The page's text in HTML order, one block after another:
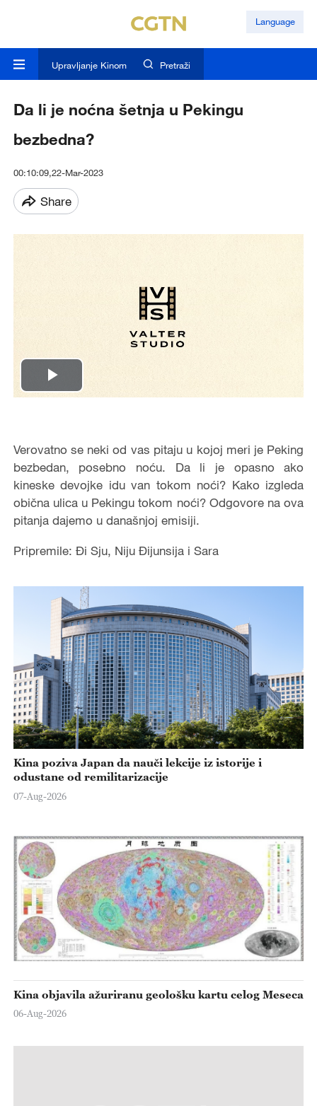
Language
Upravljanje Kinom Pretraži
Da li je noćna šetnja u Pekingu
bezbedna?
00:10:09,22-Mar-2023
Share
Play
Verovatno se neki od vas pitaju u kojoj meri je Peking
bezbedan, posebno noću. Da li je opasno ako
kineske devojke idu van tokom noći? Kako izgleda
obična ulica u Pekingu tokom noći? Odgovore na ova
pitanja dajemo u današnjoj emisiji.
Pripremile: Đi Sju, Niju Đijunsija i Sara
Kina poziva Japan da nauči lekcije iz istorije i
odustane od remilitarizacije
07-Aug-2026
Kina objavila ažuriranu geološku kartu celog Meseca
06-Aug-2026